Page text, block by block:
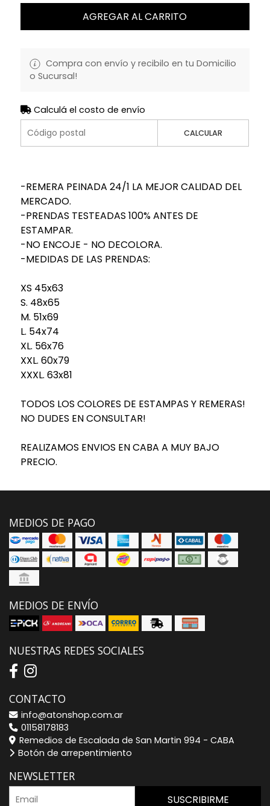
AGREGAR AL CARRITO
Compra con envío y recibilo en tu Domicilio
o Sucursal!
Calculá el costo de envío
CALCULAR
-REMERA PEINADA 24/1 LA MEJOR CALIDAD DEL
MERCADO.
-PRENDAS TESTEADAS 100% ANTES DE
ESTAMPAR.
-NO ENCOJE - NO DECOLORA.
-MEDIDAS DE LAS PRENDAS:
XS 45x63
S. 48x65
M. 51x69
L. 54x74
XL. 56x76
XXL. 60x79
XXXL. 63x81
TODOS LOS COLORES DE ESTAMPAS Y REMERAS!
NO DUDES EN CONSULTAR!
REALIZAMOS ENVIOS EN CABA A MUY BAJO
PRECIO.
MEDIOS DE PAGO
MEDIOS DE ENVÍO
NUESTRAS REDES SOCIALES
CONTACTO
info@atonshop.com.ar
01158178183
Remedios de Escalada de San Martin 994 - CABA
Botón de arrepentimiento
NEWSLETTER
SUSCRIBIRME